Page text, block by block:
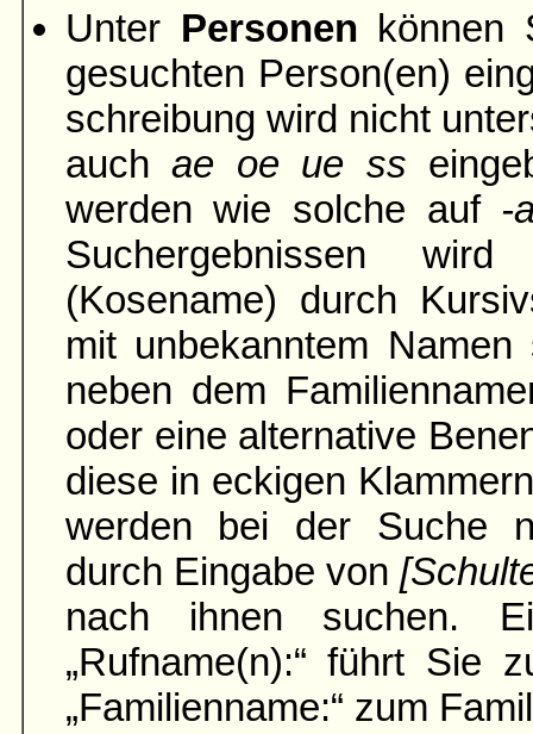
Unter Personen können
gesuchten Person(en)
schreibung wird nicht
auchae oe ue ss
werden wie solche auf -
Suchergebnissen
(Kosename) durch
mit unbe­kann­tem
neben dem
oder eine alter­native
diese in eckigen
werden bei der Suche
durch Eingabe von
nach ihnen suchen.
„Rufname(n):“ führt Sie
„Familien­name:“ zum